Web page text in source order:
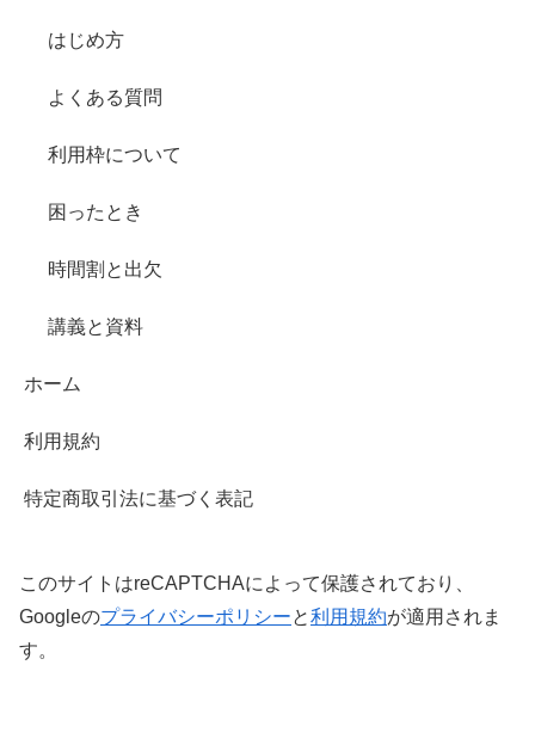
はじめ方
よくある質問
利用枠について
困ったとき
時間割と出欠
講義と資料
ホーム
利用規約
特定商取引法に基づく表記
このサイトはreCAPTCHAによって保護されており、
Googleのプライバシーポリシーと利用規約が適用されま
す。